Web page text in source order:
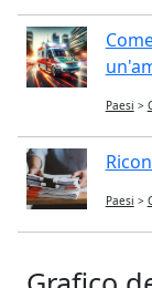
Paesi >
Paesi >